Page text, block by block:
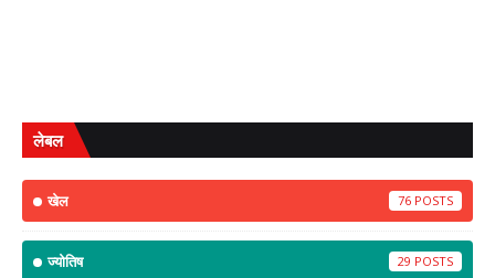
लेबल
खेल 76
ज्योतिष 29